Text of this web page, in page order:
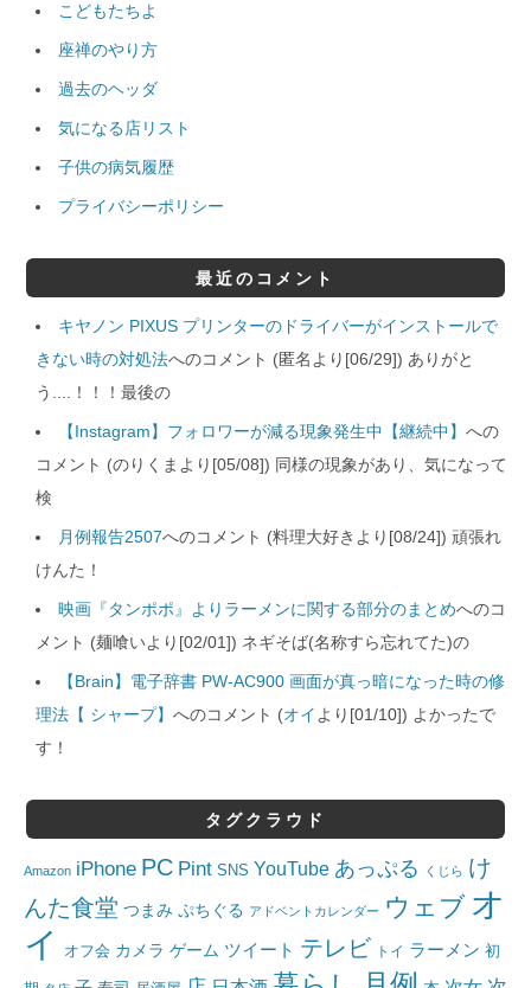
こどもたちよ
座禅のやり方
過去のヘッダ
気になる店リスト
子供の病気履歴
プライバシーポリシー
最近のコメント
キヤノン PIXUS プリンターのドライバーがインストールで
きない時の対処法へのコメント (匿名より[06/29]) ありがと
う....！！！最後の
【Instagram】フォロワーが減る現象発生中【継続中】への
コメント (のりくまより[05/08]) 同様の現象があり、気になって
検
月例報告2507へのコメント (料理大好きより[08/24]) 頑張れ
けんた！
映画『タンポポ』よりラーメンに関する部分のまとめへのコ
メント (麺喰いより[02/01]) ネギそば(名称すら忘れてた)の
【Brain】電子辞書 PW-AC900 画面が真っ暗になった時の修
理法【 シャープ】 へのコメント (オイ より[01/10]) よかったで
す！
タグクラウド
Amazon iPhone PC Pint SNS YouTube あっぷる くじら け
んた食堂 つまみ ぷちぐる アドベントカレンダー ウェブ オ
イ
オフ会 カメラ ゲーム ツイート テレビ トイ ラーメン 初